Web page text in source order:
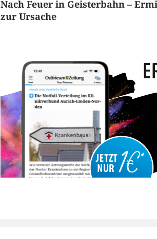
Nach Feuer in Geisterbahn –
zur Ursache